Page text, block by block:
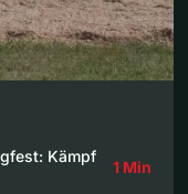
Kämpf
1 Min